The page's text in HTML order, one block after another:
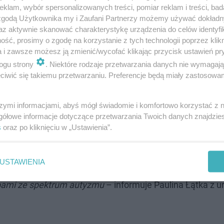
rozświetli kąpielisko leśne w Zab…
do tenisa i badmintona, plac zabaw, siłownia pod
siatkowej, skatepark i miejsce do grillowania.
mógł skorzystać z kąpieliska. –
Ciekawą nowością
w tygodniu, w wyznaczonych godzinach, ratowników
ze spektrum autyzmu– informuje Paulina Łątka z
wybór spersonalizowanych treści, pomiar reklam i treści,
Użytkownika my i Zaufani Partnerzy możemy używać
aktywnie skanować charakterystykę urządzenia do celów
prosimy o zgodę na korzystanie z tych technologii poprzez
i zawsze możesz ją zmienić/wycofać klikając przycisk ustawień
strony
. Niektóre rodzaje przetwarzania danych nie
się takiemu przetwarzaniu. Preferencje będą miały
informacjami, abyś mógł świadomie i komfortowo korzystać z
informacje dotyczące przetwarzania Twoich danych
oraz po kliknięciu w „Ustawienia”.
USTAWIENIA